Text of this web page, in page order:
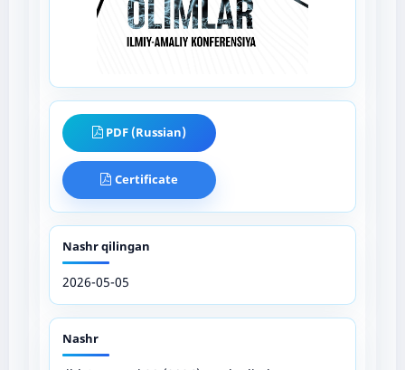
PDF (Russian)
Certificate
Nashr qilingan
2026-05-05
Nashr